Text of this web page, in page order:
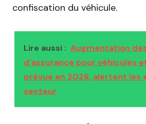
confiscation du véhicule.
Lire aussi : Augmentation
d'assurance pour véhicules
prévue en 2026, alertent les
secteur